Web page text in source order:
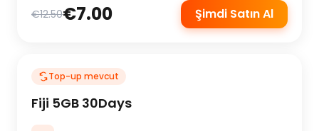
€12.50€7.00 Şimdi Satın Al
Top-up mevcut
Fiji 5GB 30Days